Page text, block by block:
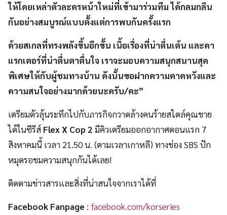
ให้โดยเหล่าตัวละครหน้าใหม่ที่เข้ามาร่วมทีม ได้กลมกลืน
กันอย่างสมบูรณ์แบบตั้งแต่การพบกันครั้งแรก
ด้วยสเกลที่ทรงพลังขึ้นอีกขั้น เนื้อเรื่องที่น่าตื่นเต้น และคา
แรกเตอร์ที่น่าตื่นตาตื่นใจ เราจะมอบความสนุกสนานสุด
พิเศษให้กับผู้ชมทางบ้าน ดังนั้นขอฝากความคาดหวังและ
ความสนใจอย่างมากด้วยนะครับ/คะ”
เตรียมตัวลุ้นระทึกไปกับภารกิจกวาดล้างคนร้ายสไตล์คุณชาย
ได้ในซีรีส์ Flex X Cop 2 มีคิวเตรียมออกอากาศตอนแรก 7
สิงหาคมนี้ เวลา 21.50 น. (ตามเวลาเกาหลี) ทางช่อง SBS ปัก
หมุดรอชมความสนุกกันได้เลย!
ติดตามข่าวสารและสิ่งที่น่าสนใจจากเราได้ที่
Facebook Fanpage : facebook.com/korseries